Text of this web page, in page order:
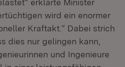
erklärte Minister
wird ein enormer
Kraftakt.“ Dabei strich
dies nur gelingen kann,
und Ingenieure